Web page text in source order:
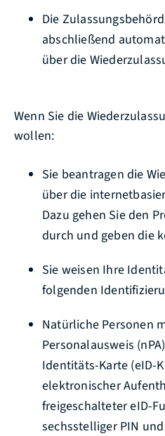
Die
abschließend
über die
Wenn Sie die
wollen:
Sie beantragen die
über die
Dazu gehen Sie den
durch und geben die
Sie weisen Ihre
folgenden
Natürliche Personen
Personalausweis
Identitäts-Karte (eID-
elektronischer
freigeschalteter eID-
sechsstelliger PIN